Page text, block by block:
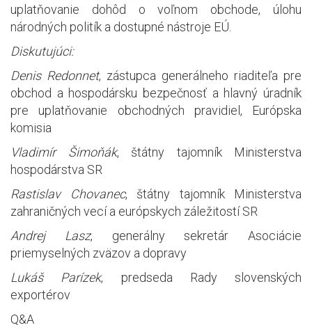
uplatňovanie dohôd o voľnom obchode, úlohu
národných politík a dostupné nástroje EÚ.
Diskutujúci:
Denis Redonnet, zástupca generálneho riaditeľa pre
obchod a hospodársku bezpečnosť a hlavný úradník
pre uplatňovanie obchodných pravidiel, Európska
komisia
Vladimír Šimoňák, štátny tajomník Ministerstva
hospodárstva SR
Rastislav Chovanec, štátny tajomník Ministerstva
zahraničných vecí a európskych záležitostí SR
Andrej Lasz, generálny sekretár Asociácie
priemyselných zväzov a dopravy
Lukáš Parízek, predseda Rady slovenských
exportérov
Q&A